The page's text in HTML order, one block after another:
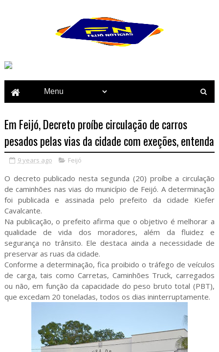
Em Feijó, Decreto proíbe circulação de carros
pesados pelas vias da cidade com exeções, entenda
9 years ago Feijó
O decreto publicado nesta segunda (20) proíbe a circulação
de caminhões nas vias do município de Feijó. A determinação
foi publicada e assinada pelo prefeito da cidade Kiefer
Cavalcante.
Na publicação, o prefeito afirma que o objetivo é melhorar a
qualidade de vida dos moradores, além da fluidez e
segurança no trânsito. Ele destaca ainda a necessidade de
preservar as ruas da cidade.
Conforme a determinação, fica proibido o tráfego de veículos
de carga, tais como Carretas, Caminhões Truck, carregados
ou não, em função da capacidade do peso bruto total (PBT),
que excedam 20 toneladas, todos os dias ininterruptamente.